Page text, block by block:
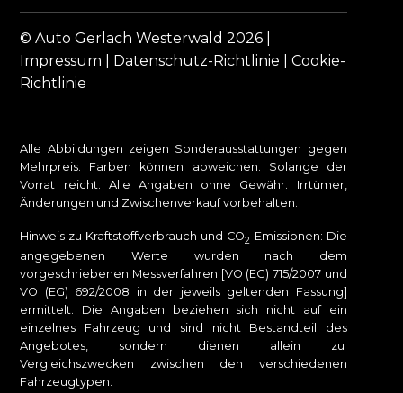
© Auto Gerlach Westerwald 2026 |
Impressum
Datenschutz-Richtlinie |Cookie-
Richtlinie
Alle Abbildungen zeigen Sonderausstattungen gegen
Mehrpreis. Farben können abweichen. Solange der
Vorrat reicht. Alle Angaben ohne Gewähr. Irrtümer,
Änderungen und Zwischenverkauf vorbehalten.
Hinweis zu Kraftstoffverbrauch und CO2-Emissionen: Die
angegebenen Werte wurden nach dem
vorgeschriebenen Messverfahren [VO (EG) 715/2007 und
VO (EG) 692/2008 in der jeweils geltenden Fassung]
ermittelt. Die Angaben beziehen sich nicht auf ein
einzelnes Fahrzeug und sind nicht Bestandteil des
Angebotes, sondern dienen allein zu
Vergleichszwecken zwischen den verschiedenen
Fahrzeugtypen.